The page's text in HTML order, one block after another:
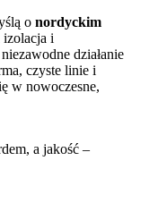
o nordyckim
izolacja i
działanie
czyste linie i
w nowoczesne,
a jakość –